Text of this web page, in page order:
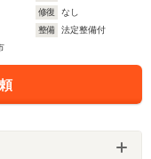
修復
なし
整備
法定整備付